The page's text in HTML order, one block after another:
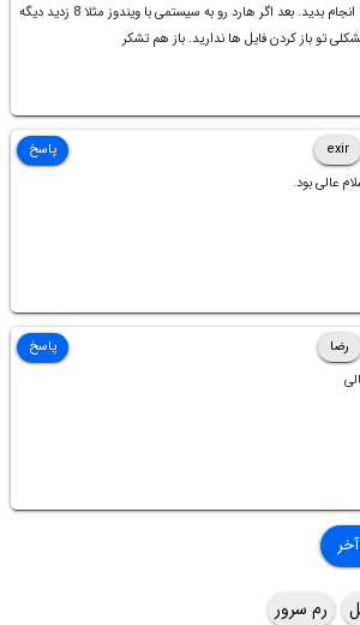
را انجام بدید. بعد اگر هارد رو به سیستمی با ویندوز مثلا 8 زدید دیگه
تو باز کردن فایل ها ندارید. باز هم تشکر
exir
عالی بود.
پاسخ
رضا
پاسخ
رم سرور